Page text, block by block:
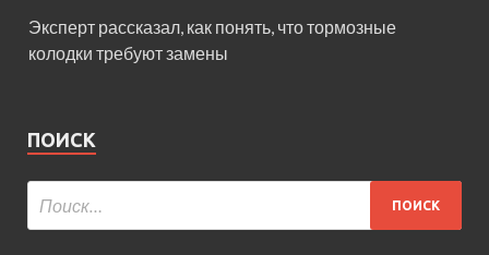
Эксперт рассказал, как понять, что тормозные
колодки требуют замены
ПОИСК